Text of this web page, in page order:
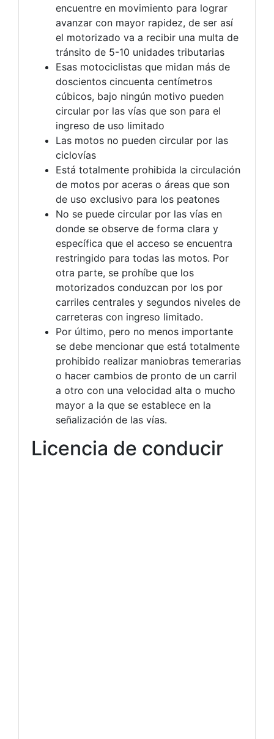
encuentre en movimiento para lograr
avanzar con mayor rapidez, de ser así
el motorizado va a recibir una multa de
tránsito de 5-10 unidades tributarias
Esas motociclistas que midan más de
doscientos cincuenta centímetros
cúbicos, bajo ningún motivo pueden
circular por las vías que son para el
ingreso de uso limitado
Las motos no pueden circular por las
ciclovías
Está totalmente prohibida la circulación
de motos por aceras o áreas que son
de uso exclusivo para los peatones
No se puede circular por las vías en
donde se observe de forma clara y
específica que el acceso se encuentra
restringido para todas las motos. Por
otra parte, se prohíbe que los
motorizados conduzcan por los por
carriles centrales y segundos niveles de
carreteras con ingreso limitado.
Por último, pero no menos importante
se debe mencionar que está totalmente
prohibido realizar maniobras temerarias
o hacer cambios de pronto de un carril
a otro con una velocidad alta o mucho
mayor a la que se establece en la
señalización de las vías.
Licencia de conducir